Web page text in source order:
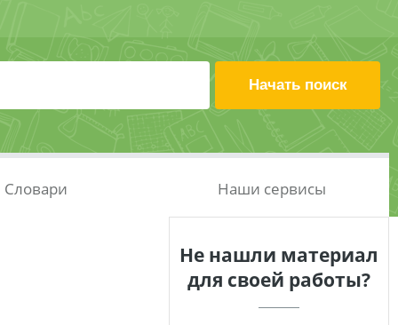
Словари Наши сервисы
Не нашли материал
для своей работы?